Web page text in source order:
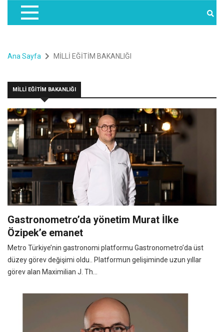
Ana Sayfa MİLLİ EĞİTİM BAKANLIĞI
MİLLİ EĞİTİM BAKANLIĞI
Gastronometro’da yönetim Murat İlke
Özipek’e emanet
Metro Türkiye’nin gastronomi platformu Gastronometro’da üst
düzey görev değişimi oldu.. Platformun gelişiminde uzun yıllar
görev alan Maximilian J. Th...